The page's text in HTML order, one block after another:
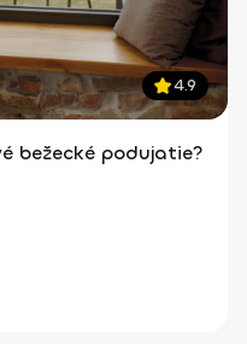
4.9
bežecké podujatie?